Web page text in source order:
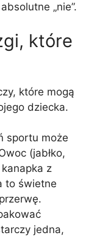
„nie”.
które
które mogą
dziecka.
sportu może
(jabłko,
z
to świetne
jedna,